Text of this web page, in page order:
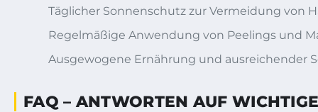
Täglicher Sonnenschutz zur Vermeidung von
Regelmäßige Anwendung von Peelings und
Ausgewogene Ernährung und ausreichender
FAQ – ANTWORTEN AUF